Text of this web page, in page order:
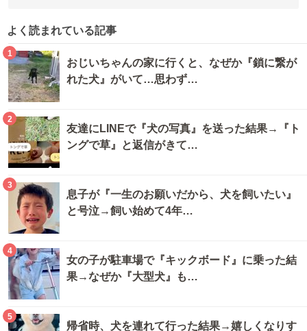
よく読まれている記事
1
おじいちゃんの家に行くと、なぜか『鎖に繋が
れた犬』がいて…思わず…
2
友達にLINEで『犬の写真』を送った結果→『ト
ングで草』と返信がきて…
3
息子が『一生のお願いだから、犬を飼いたい』
と号泣→飼い始めて4年…
4
女の子が駐車場で『キックボード』に乗った結
果→なぜか『大型犬』も…
5
帰省時、犬を連れて行った結果→嬉しくなりす